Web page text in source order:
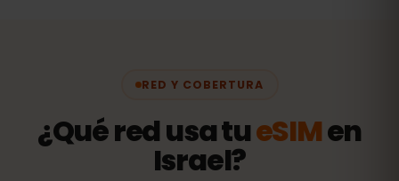
RED Y COBERTURA
¿Qué red usa tueSIMen
Israel?